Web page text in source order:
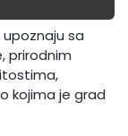
sa
prirodnim
kojima je grad